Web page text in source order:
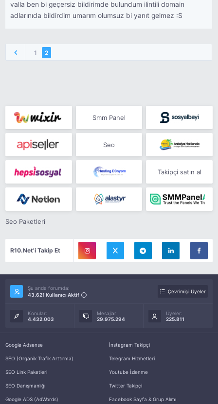
valla ben bi geçersiz bildirimde bulundum ilintili domain
adlarınıda bildirdim umarım olumsuz bi yanıt gelmez :S
1 2
Smm Panel
Seo
Takipçi satın al
Seo Paketleri
R10.Net'i Takip Et
Şu anda forumda:
43.621 Kullanıcı Aktif
Çevrimiçi Üyeler
Konular:
4.432.003
Mesajlar:
29.975.294
Üyeler:
225.811
Google Adsense
SEO (Organik Trafik Arttırma)
SEO Link Paketleri
SEO Danışmanlığı
Google ADS (AdWords)
İnstagram Takipçi
Telegram Hizmetleri
Youtube İzlenme
Twitter Takipçi
Facebook Sayfa & Grup Alımı